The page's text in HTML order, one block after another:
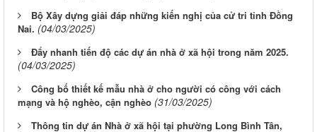
Bộ Xây dựng giải đáp những kiến nghị của cử tri tỉnh Đồng
Nai. (04/03/2025)
Đẩy nhanh tiến độ các dự án nhà ở xã hội trong năm 2025.
(04/03/2025)
Công bố thiết kế mẫu nhà ở cho người có công với cách
mạng và hộ nghèo, cận nghèo (31/03/2025)
Thông tin dự án Nhà ở xã hội tại phường Long Bình Tân,